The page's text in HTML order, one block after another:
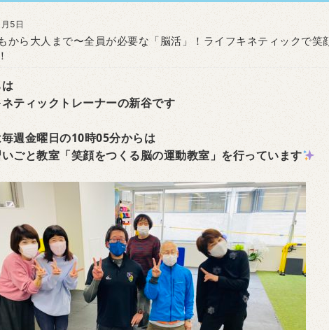
5日
から大人まで〜全員が必要な「脳活」！ライフキネティックで笑
ティックトレーナーの新谷です
週金曜日の10時05分からは
ごと教室「笑顔をつくる脳の運動教室」を行っています